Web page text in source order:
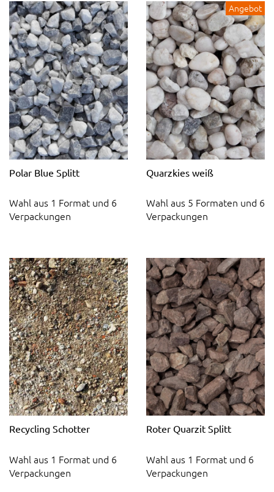
Polar Blue Splitt
Wahl aus 1 Format und 6
Verpackungen
Angebot
Quarzkies weiß
Wahl aus 5 Formaten und 6
Verpackungen
Recycling Schotter
Wahl aus 1 Format und 6
Verpackungen
Roter Quarzit Splitt
Wahl aus 1 Format und 6
Verpackungen